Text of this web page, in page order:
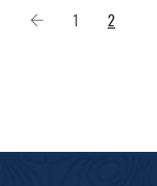
1 2